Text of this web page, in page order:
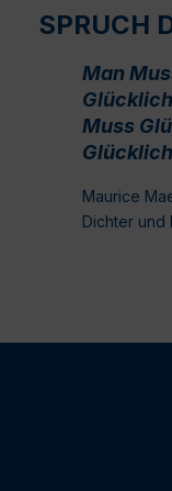
SPRUCH
Man
Muss
Maurice
Dichter und